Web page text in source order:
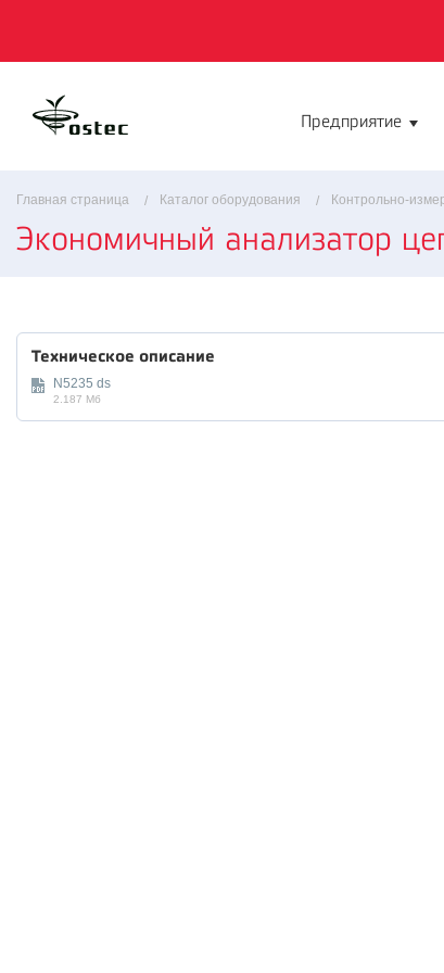
Предприятие
Главная страница Каталог оборудования Контрольно-
Экономичный анализатор
Техническое описание
N5235 ds
2.187 Мб